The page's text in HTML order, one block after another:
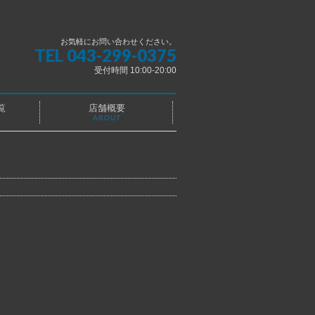
お気軽にお問い合わせください。
TEL 043-299-0375
受付時間 10:00-20:00
店舗概要
ABOUT